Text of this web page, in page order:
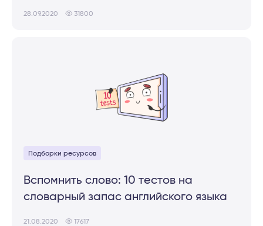
28.09.2020 31800
Подборки ресурсов
Вспомнить слово: 10 тестов на
словарный запас английского языка
21.08.2020 17617